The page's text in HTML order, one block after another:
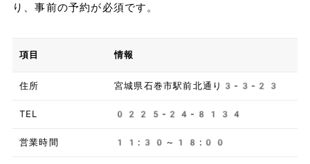
り、事前の予約が必須です。
項目 情報
住所 宮城県石巻市駅前北通り3-3-23
TEL 0225-24-8134
営業時間 11:30～18:00